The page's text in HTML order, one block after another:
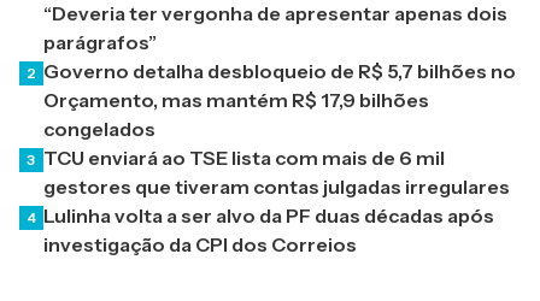
“Deveria ter vergonha de apresentar apenas dois
parágrafos”
2 Governo detalha desbloqueio de R$ 5,7 bilhões no
Orçamento, mas mantém R$ 17,9 bilhões
congelados
3 TCU enviará ao TSE lista com mais de 6 mil
gestores que tiveram contas julgadas irregulares
4 Lulinha volta a ser alvo da PF duas décadas após
investigação da CPI dos Correios